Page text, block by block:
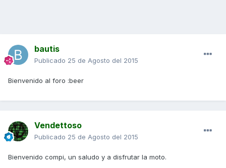
bautis
Publicado 25 de Agosto del 2015
Bienvenido al foro :beer
Vendettoso
Publicado 25 de Agosto del 2015
Bienvenido compi, un saludo y a disfrutar la moto.